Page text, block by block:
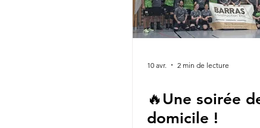
10 avr. 2 min de lecture
🔥Une soirée
domicile !